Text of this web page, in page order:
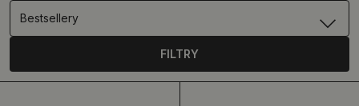
Bestsellery
FILTRY